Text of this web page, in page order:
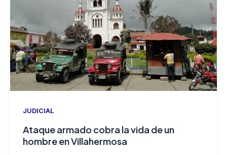
JUDICIAL
Ataque armado cobra la vida de un
hombre en Villahermosa